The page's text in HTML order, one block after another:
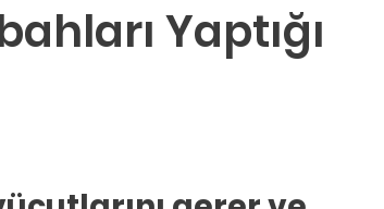
Yaptığı